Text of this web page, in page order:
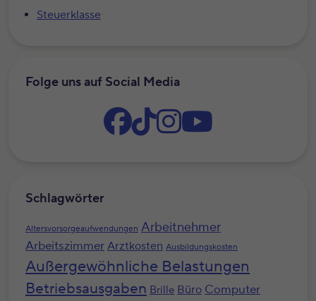
Steuerklasse
Folge uns auf Social Media
Schlagwörter
Altersvorsorgeaufwendungen Arbeitnehmer
Arbeitszimmer Arztkosten Ausbildungskosten
Außergewöhnliche Belastungen
Betriebsausgaben Brille Büro Computer